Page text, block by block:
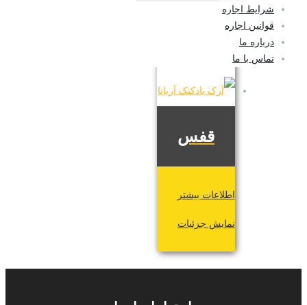
شرایط اجاره
قوانین اجاره
درباره ما
تماس با ما
قفس
اطلاعات بیشتر
نمایش جزئیات